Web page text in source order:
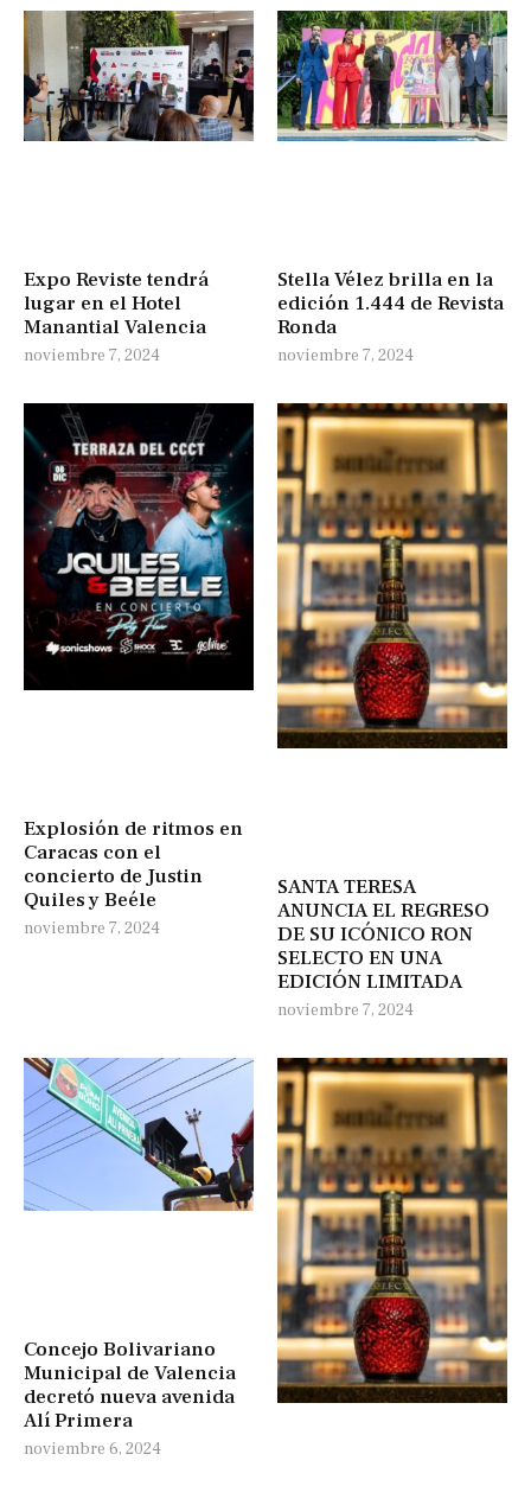
Expo Reviste tendrá
lugar en el Hotel
Manantial Valencia
noviembre 7, 2024
Stella Vélez brilla en la
edición 1.444 de Revista
Ronda
noviembre 7, 2024
Explosión de ritmos en
Caracas con el
concierto de Justin
Quiles y Beéle
noviembre 7, 2024
SANTA TERESA
ANUNCIA EL REGRESO
DE SU ICÓNICO RON
SELECTO EN UNA
EDICIÓN LIMITADA
noviembre 7, 2024
Concejo Bolivariano
Municipal de Valencia
decretó nueva avenida
Alí Primera
noviembre 6, 2024